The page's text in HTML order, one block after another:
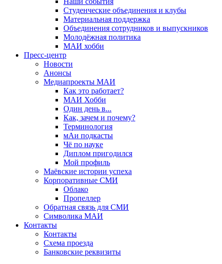
Студенческие объединения и клубы
Материальная поддержка
Объединения сотрудников и выпускников
Молодёжная политика
МАИ хобби
Пресс-центр
Новости
Анонсы
Медиапроекты МАИ
Как это работает?
МАИ Хобби
Один день в...
Как, зачем и почему?
Терминология
мАи подкасты
Чё по науке
Диплом пригодился
Мой профиль
Маёвские истории успеха
Корпоративные СМИ
Облако
Пропеллер
Обратная связь для СМИ
Символика МАИ
Контакты
Контакты
Схема проезда
Банковские реквизиты